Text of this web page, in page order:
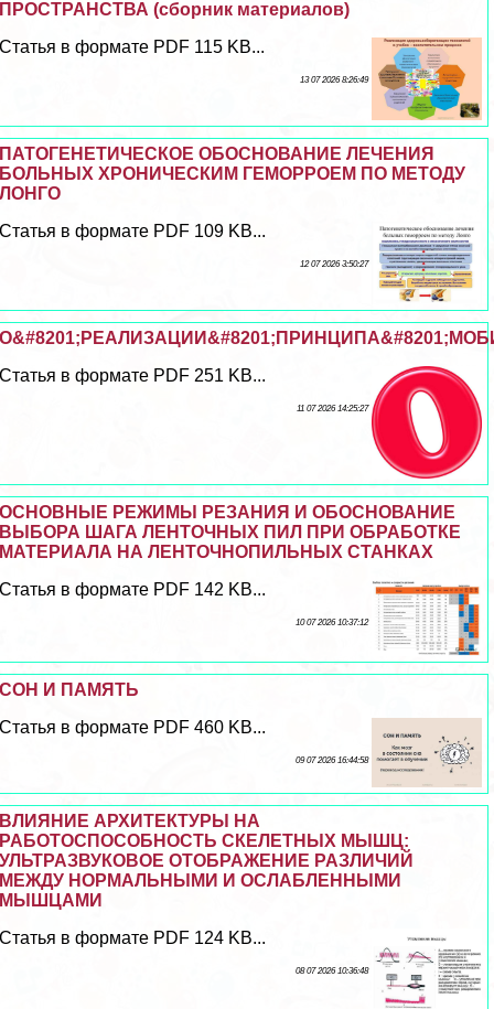
ПРОСТРАНСТВА (сборник материалов)
Статья в формате PDF 115 KB...
13 07 2026 8:26:49
ПАТОГЕНЕТИЧЕСКОЕ ОБОСНОВАНИЕ ЛЕЧЕНИЯ
БОЛЬНЫХ ХРОНИЧЕСКИМ ГЕМОРРОЕМ ПО МЕТОДУ
ЛОНГО
Статья в формате PDF 109 KB...
12 07 2026 3:50:27
Статья в формате PDF 251 KB...
11 07 2026 14:25:27
ОСНОВНЫЕ РЕЖИМЫ РЕЗАНИЯ И ОБОСНОВАНИЕ
ВЫБОРА ШАГА ЛЕНТОЧНЫХ ПИЛ ПРИ ОБРАБОТКЕ
МАТЕРИАЛА НА ЛЕНТОЧНОПИЛЬНЫХ СТАНКАХ
Статья в формате PDF 142 KB...
10 07 2026 10:37:12
СОН И ПАМЯТЬ
Статья в формате PDF 460 KB...
09 07 2026 16:44:58
ВЛИЯНИЕ АРХИТЕКТУРЫ НА
РАБОТОСПОСОБНОСТЬ СКЕЛЕТНЫХ МЫШЦ:
УЛЬТРАЗВУКОВОЕ ОТОБРАЖЕНИЕ РАЗЛИЧИЙ
МЕЖДУ НОРМАЛЬНЫМИ И ОСЛАБЛЕННЫМИ
МЫШЦАМИ
Статья в формате PDF 124 KB...
08 07 2026 10:36:48